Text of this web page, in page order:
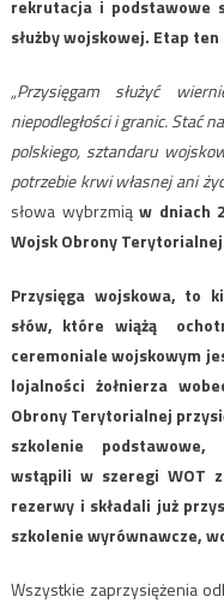
rekrutacja i podstawowe
służby wojskowej. Etap
„Przysięgam służyć
niepodległości i granic. Stać
polskiego, sztandaru
potrzebie krwi własnej ani
słowa wybrzmiąw dniach
Wojsk Obrony
Przysięga wojskowa, to
słów, które wiążą
ceremoniale wojskowym
lojalności żołnierza
Obrony Terytorialnej
szkolenie
wstąpili w szeregi WOT
rezerwy i składali już
szkolenie wyrównawcze,
Wszystkie zaprzysiężenia